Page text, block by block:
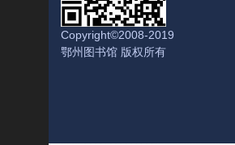
Copyright©2008-2019
鄂州图书馆 版权所有